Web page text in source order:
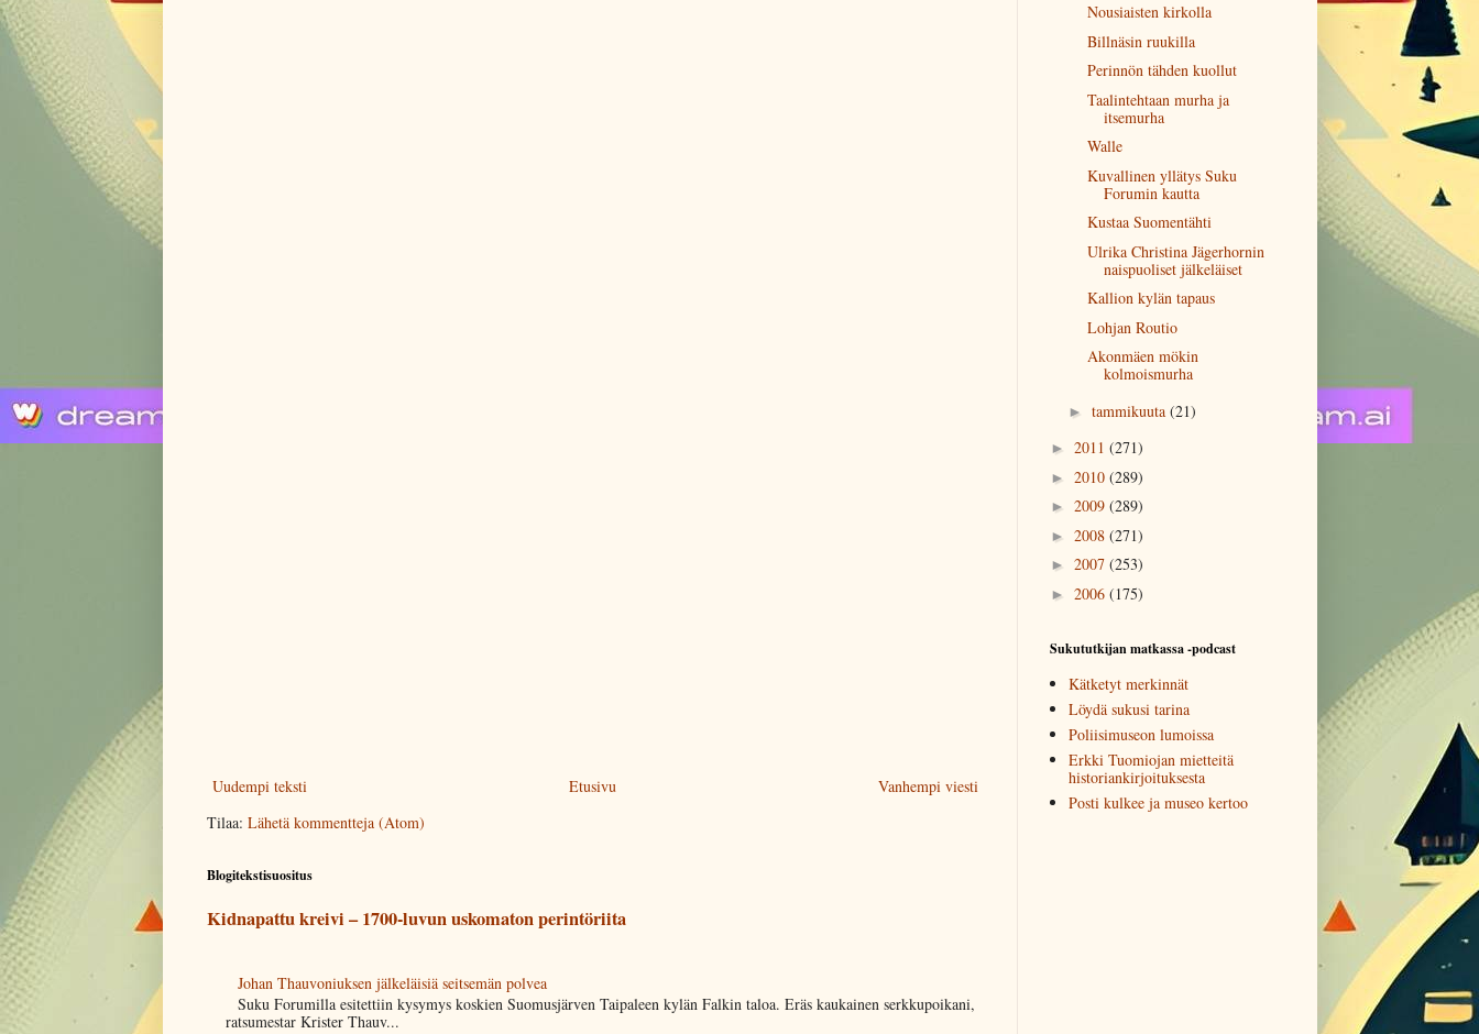
Uudempi teksti Vanhempi viesti
Etusivu
Tilaa: Lähetä kommentteja (Atom)
Blogitekstisuositus
Kidnapattu kreivi – 1700-luvun uskomaton perintöriita
Johan Thauvoniuksen jälkeläisiä seitsemän polvea
Suku Forumilla esitettiin kysymys koskien Suomusjärven Taipaleen kylän Falkin taloa. Eräs kaukainen serkkupoikani,
ratsumestar Krister Thauv...
Nousiaisten kirkolla
Billnäsin ruukilla
Perinnön tähden kuollut
Taalintehtaan murha ja
itsemurha
Walle
Kuvallinen yllätys Suku
Forumin kautta
Kustaa Suomentähti
Ulrika Christina Jägerhornin
naispuoliset jälkeläiset
Kallion kylän tapaus
Lohjan Routio
Akonmäen mökin
kolmoismurha
►tammikuuta(21)
► 2011 (271)
► 2010 (289)
► 2009 (289)
► 2008 (271)
► 2007 (253)
► 2006 (175)
Sukututkijan matkassa -podcast
Kätketyt merkinnät
Löydä sukusi tarina
Poliisimuseon lumoissa
Erkki Tuomiojan mietteitä
historiankirjoituksesta
Posti kulkee ja museo kertoo